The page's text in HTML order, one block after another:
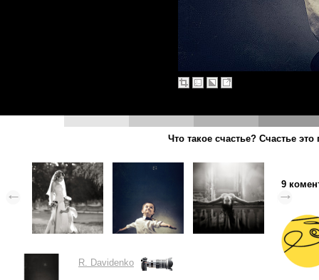
Что такое счастье? Счастье
R. Davidenko
9